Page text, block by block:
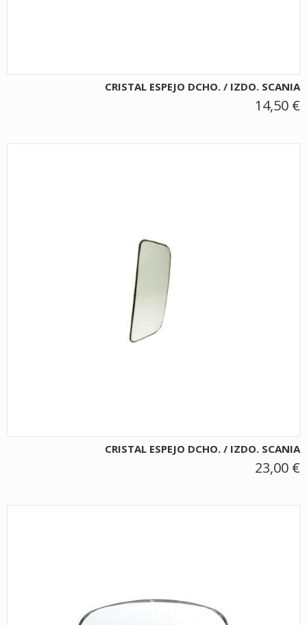
CRISTAL ESPEJO DCHO. / IZDO. SCANIA
14,50 €
CRISTAL ESPEJO DCHO. / IZDO. SCANIA
23,00 €